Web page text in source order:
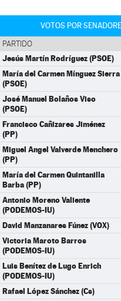
VOTOS POR
PARTIDO
Jesús Martín Rodríguez (PSOE)
María del Carmen Mínguez Sierra
(PSOE)
José Manuel Bolaños Viso
(PSOE)
Francisco Cañizares Jiménez
(PP)
Miguel Angel Valverde Menchero
(PP)
María del Carmen Quintanilla
Barba (PP)
Antonio Moreno Valiente
(PODEMOS-IU)
David Manzanares Fúnez (VOX)
Victoria Maroto Barros
(PODEMOS-IU)
Luis Benítez de Lugo Enrich
(PODEMOS-IU)
Rafael López Sánchez (Cs)